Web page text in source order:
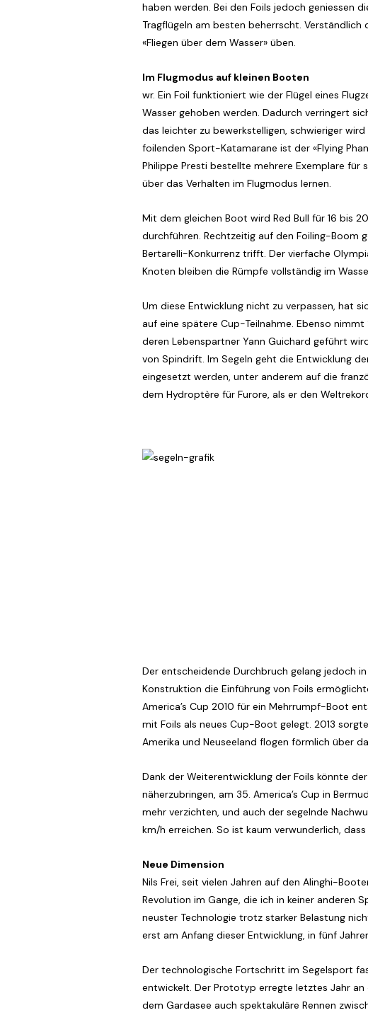
haben werden. Bei den Foils jedoch geniessen
Tragflügeln am besten beherrscht. Verständlich
«Fliegen über dem Wasser» üben.
Im Flugmodus auf kleinen Booten
wr. Ein Foil funktioniert wie der Flügel eines
Wasser gehoben werden. Dadurch verringert
das leichter zu bewerkstelligen, schwieriger
foilenden Sport-Katamarane ist der «Flying
Philippe Presti bestellte mehrere Exemplare für
über das Verhalten im Flugmodus lernen.
Mit dem gleichen Boot wird Red Bull für 16 bis
durchführen. Rechtzeitig auf den Foiling-Boom
Bertarelli-Konkurrenz trifft. Der vierfache
Knoten bleiben die Rümpfe vollständig im
Um diese Entwicklung nicht zu verpassen, hat
auf eine spätere Cup-Teilnahme. Ebenso
deren Lebenspartner Yann Guichard geführt
von Spindrift. Im Segeln geht die Entwicklung
eingesetzt werden, unter anderem auf die
dem Hydroptère für Furore, als er den
Der entscheidende Durchbruch gelang jedoch
Konstruktion die Einführung von Foils
America’s Cup 2010 für ein Mehrrumpf-Boot
mit Foils als neues Cup-Boot gelegt. 2013
Amerika und Neuseeland flogen förmlich über
Dank der Weiterentwicklung der Foils könnte
näherzubringen, am 35. America’s Cup in
mehr verzichten, und auch der segelnde
km/h erreichen. So ist kaum verwunderlich,
Neue Dimension
Nils Frei, seit vielen Jahren auf den Alinghi-
Revolution im Gange, die ich in keiner anderen
neuster Technologie trotz starker Belastung
erst am Anfang dieser Entwicklung, in fünf
Der technologische Fortschritt im Segelsport
entwickelt. Der Prototyp erregte letztes Jahr an
dem Gardasee auch spektakuläre Rennen